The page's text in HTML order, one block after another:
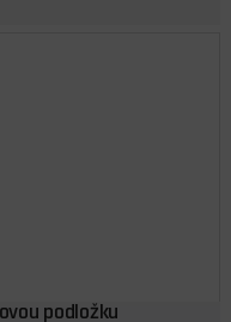
podložku